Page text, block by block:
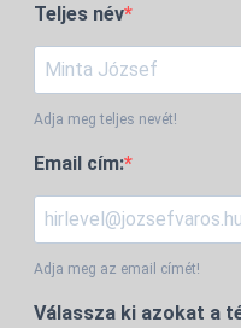
Teljes név
Adja meg teljes nevét!
Email cím:
Adja meg az email címét!
Válassza ki azokat a